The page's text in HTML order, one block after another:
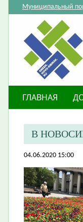
Муниципальный
ГЛАВНАЯ
В
04.06.2020 15:00